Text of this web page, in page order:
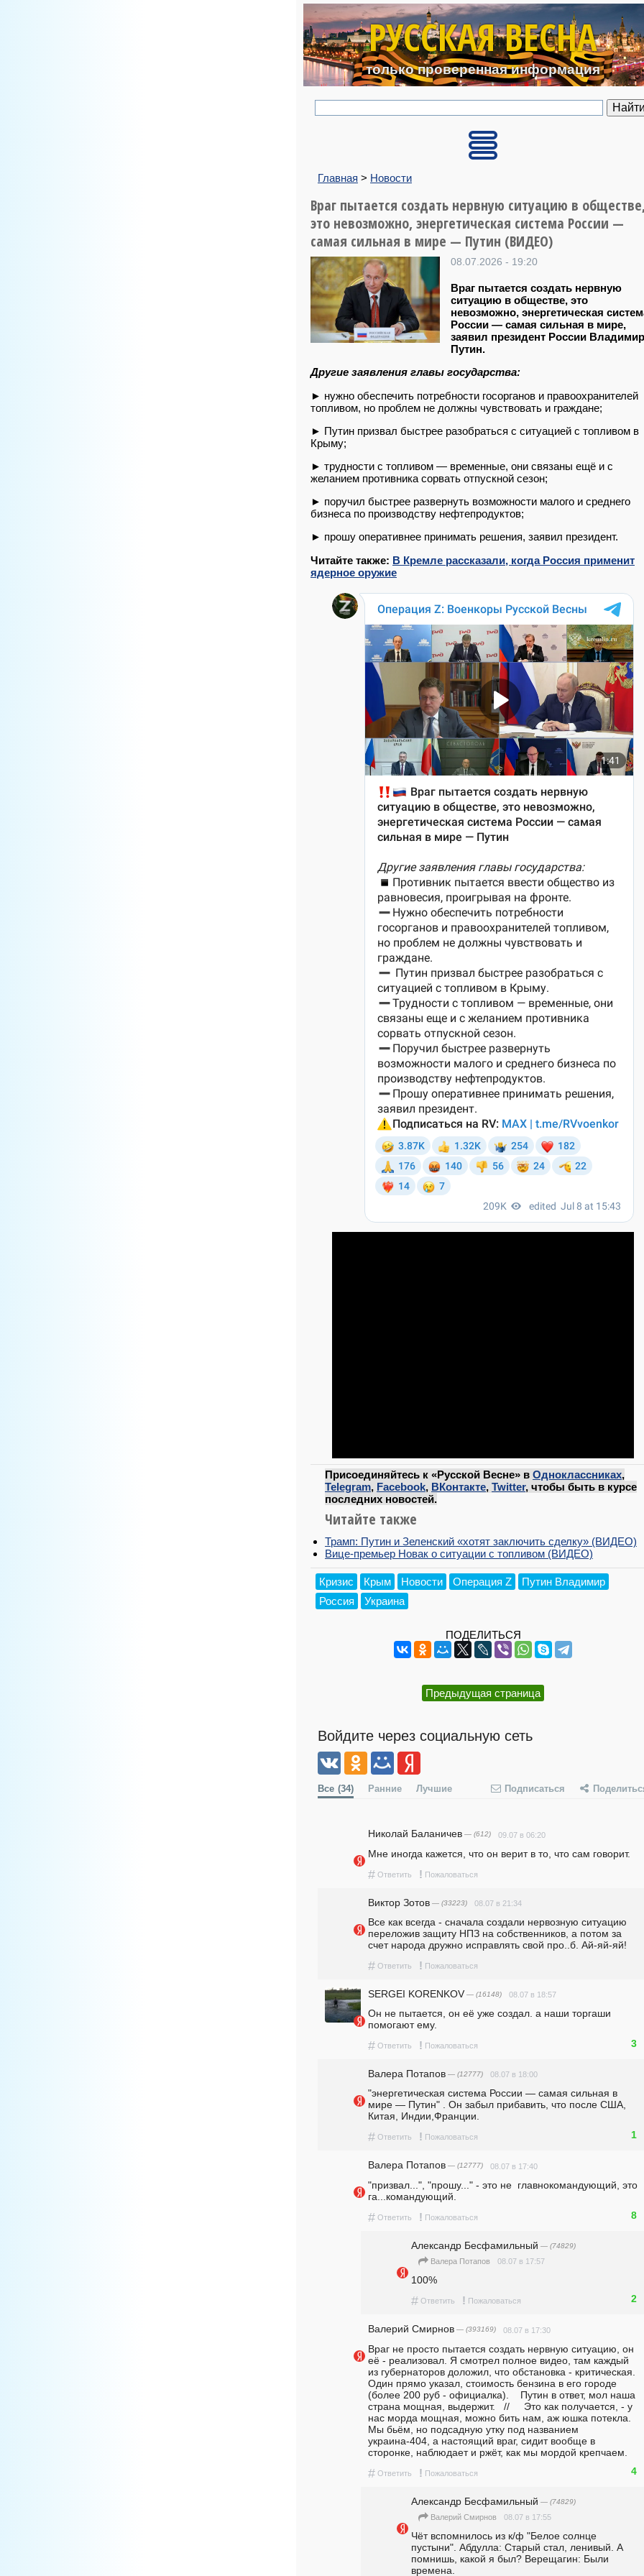
Перейти к основному
РУССКАЯ ВЕСНА
только проверенная информация
Главная > Новости
Враг пытается создать нервную ситуацию в
это невозможно, энергетическая система России —
самая сильная в мире — Путин (ВИДЕО)
08.07.2026 - 19:20
Враг пытается создать нервную
ситуацию в обществe, это
невозможно, энергетическая
России — самая сильная в мире,
заявил президент России Владимир
Путин.
Другие заявления главы государства:
► нужно обеспечить потребности госорганов и правоохранителей
топливом, но проблем не должны чувствовать и граждане;
► Путин призвал быстрее разобраться с ситуацией с топливом в
Крыму;
► трудности с топливом — временные, они связаны ещё и с
желанием противника сорвать отпускной сезон;
► поручил быстрее развернуть возможности малого и среднего
бизнеса по производству нефтепродуктов;
► прошу оперативнее принимать решения, заявил президент.
Читайте также: В Кремле рассказали, когда Россия применит
ядерное оружие
Присоединяйтесь к «Русской Весне» в Одноклассниках,
Telegram, Facebook, ВКонтакте, Twitter, чтобы быть в курсе
последних новостей.
Читайте также
Трамп: Путин и Зеленский «хотят заключить сделку» (ВИДЕО)
Вице-премьер Новак о ситуации с топливом (ВИДЕО)
Кризис Крым Новости Операция Z
Путин Владимир
Россия
Украина
ПОДЕЛИТЬСЯ
Предыдущая страница
Войдите через социальную сеть
Все (34) Ранние Лучшие Подписаться
Николай Баланичев — (612) 09.07 в 06:20
Мне иногда кажется, что он верит в то, что сам говорит.
# Ответить ! Пожаловаться
Виктор Зотов — (33223) 08.07 в 21:34
Все как всегда - сначала создали нервозную ситуацию
переложив защиту НПЗ на собственников, а потом за
счет народа дружно исправлять свой про..б. Ай-яй-яй!
# Ответить ! Пожаловаться
SERGEI KORENKOV — (16148) 08.07 в 18:57
Он не пытается, он её уже создал. а наши торгаши
помогают ему.
# Ответить ! Пожаловаться 3
Валера Потапов — (12777) 08.07 в 18:00
"энергетическая система России — самая сильная в
мире — Путин" . Он забыл прибавить, что после США,
Китая, Индии,Франции.
# Ответить ! Пожаловаться 1
Валера Потапов — (12777) 08.07 в 17:40
"призвал...", "прошу..." - это не  главнокомандующий, это
га...командующий.
# Ответить ! Пожаловаться 8
Александр Бесфамильный — (74829)
Валера Потапов 08.07 в 17:57
100%
# Ответить ! Пожаловаться 2
Валерий Смирнов — (393169) 08.07 в 17:30
Враг не просто пытается создать нервную ситуацию, он
её - реализовал. Я смотрел полное видео, там каждый
из губернаторов доложил, что обстановка - критическая.
Один прямо указал, стоимость бензина в его городе
(более 200 руб - официалка).    Путин в ответ, мол наша
страна мощная, выдержит.   //     Это как получается, - у
нас морда мощная, можно бить нам, аж юшка потекла.
Мы бьëм, но подсадную утку под названием
украина-404, а настоящий враг, сидит вообще в
сторонке, наблюдает и ржёт, как мы мордой крепчаем.
# Ответить ! Пожаловаться 4
Александр Бесфамильный — (74829)
Валерий Смирнов 08.07 в 17:55
Чёт вспомнилось из к/ф "Белое солнце
пустыни". Абдулла: Старый стал, ленивый. А
помнишь, какой я был? Верещагин: Были
времена.